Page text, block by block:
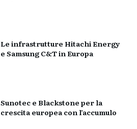
Le infrastrutture Hitachi Energy
e Samsung C&T in Europa
Sunotec e Blackstone per la
crescita europea con l’accumulo